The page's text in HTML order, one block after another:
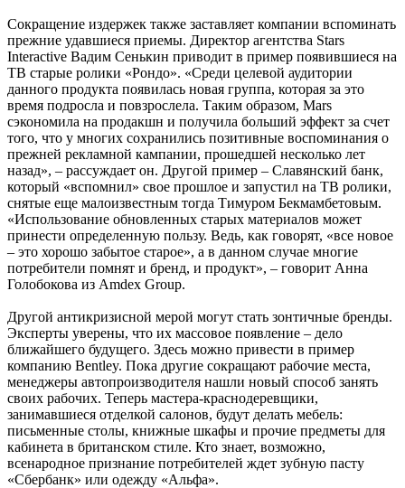
Сокращение издержек также заставляет компании вспоминать
прежние удавшиеся приемы. Директор агентства Stars
Interactive Вадим Сенькин приводит в пример появившиеся на
ТВ старые ролики «Рондо». «Среди целевой аудитории
данного продукта появилась новая группа, которая за это
время подросла и повзрослела. Таким образом, Mars
сэкономила на продакшн и получила больший эффект за счет
того, что у многих сохранились позитивные воспоминания о
прежней рекламной кампании, прошедшей несколько лет
назад», – рассуждает он. Другой пример – Славянский банк,
который «вспомнил» свое прошлое и запустил на ТВ ролики,
снятые еще малоизвестным тогда Тимуром Бекмамбетовым.
«Использование обновленных старых материалов может
принести определенную пользу. Ведь, как говорят, «все новое
– это хорошо забытое старое», а в данном случае многие
потребители помнят и бренд, и продукт», – говорит Анна
Голобокова из Amdex Group.
Другой антикризисной мерой могут стать зонтичные бренды.
Эксперты уверены, что их массовое появление – дело
ближайшего будущего. Здесь можно привести в пример
компанию Bentley. Пока другие сокращают рабочие места,
менеджеры автопроизводителя нашли новый способ занять
своих рабочих. Теперь мастера-краснодеревщики,
занимавшиеся отделкой салонов, будут делать мебель:
письменные столы, книжные шкафы и прочие предметы для
кабинета в британском стиле. Кто знает, возможно,
всенародное признание потребителей ждет зубную пасту
«Сбербанк» или одежду «Альфа».